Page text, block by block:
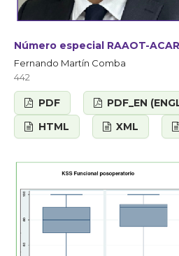
Número especial RAAOT-
Fernando Martín Comba
442
PDF
PDF_EN
HTML
XML